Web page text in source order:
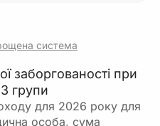
система
заборгованості при
групи
для 2026 року для
особа, сума